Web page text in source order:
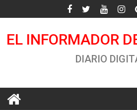
al
EL INFORMADOR
DIARIO